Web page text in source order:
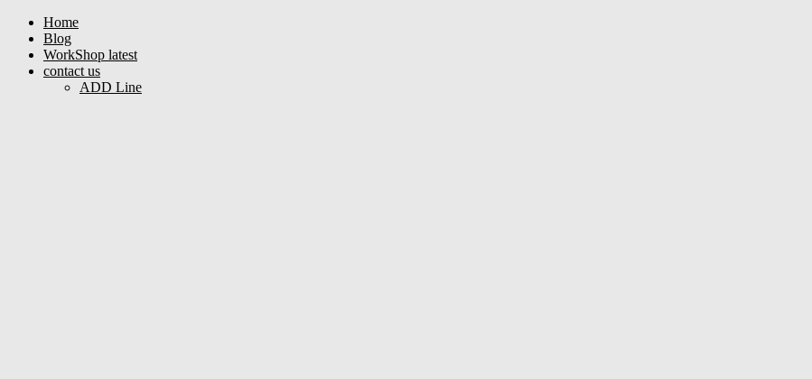
Home
Blog
WorkShop latest
contact us
ADD Line